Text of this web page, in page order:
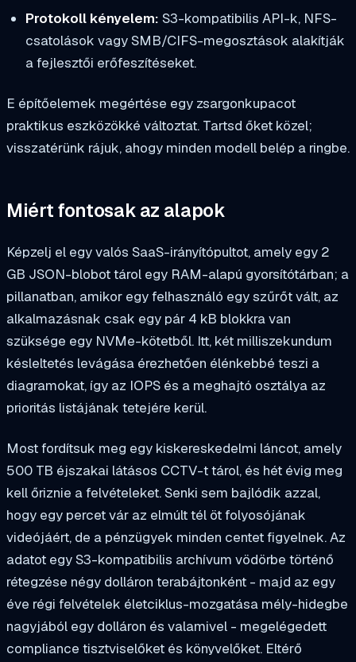
Protokoll kényelem: S3-kompatibilis API-k, NFS-
csatolások vagy SMB/CIFS-megosztások alakítják
a fejlesztői erőfeszítéseket.
E építőelemek megértése egy zsargonkupacot
praktikus eszközökké változtat. Tartsd őket közel;
visszatérünk rájuk, ahogy minden modell belép a ringbe.
Miért fontosak az alapok
Képzelj el egy valós SaaS-irányítópultot, amely egy 2
GB JSON-blobot tárol egy RAM-alapú gyorsítótárban; a
pillanatban, amikor egy felhasználó egy szűrőt vált, az
alkalmazásnak csak egy pár 4 kB blokkra van
szüksége egy NVMe-kötetből. Itt, két milliszekundum
késleltetés levágása érezhetően élénkebbé teszi a
diagramokat, így az IOPS és a meghajtó osztálya az
prioritás listájának tetejére kerül.
Most fordítsuk meg egy kiskereskedelmi láncot, amely
500 TB éjszakai látásos CCTV-t tárol, és hét évig meg
kell őriznie a felvételeket. Senki sem bajlódik azzal,
hogy egy percet vár az elmúlt tél öt folyosójának
videójáért, de a pénzügyek minden centet figyelnek. Az
adatot egy S3-kompatibilis archívum vödörbe történő
rétegzése négy dolláron terabájtonként - majd az egy
éve régi felvételek életciklus-mozgatása mély-hidegbe
nagyjából egy dolláron és valamivel - megelégedett
compliance tisztviselőket és könyvelőket. Eltérő